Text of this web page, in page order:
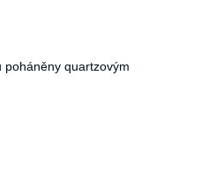
quartzovým